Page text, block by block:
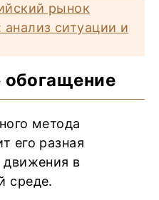
рынок
ситуации и
обогащение
метода
его разная
движения в
среде.